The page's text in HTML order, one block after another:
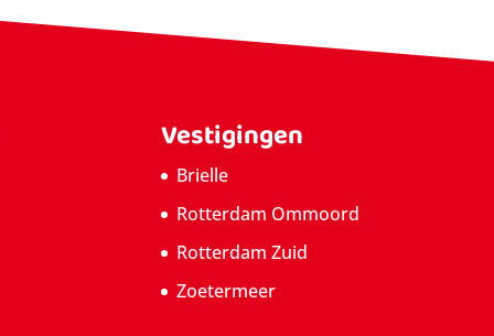
Vestigingen
Brielle
Rotterdam Ommoord
Rotterdam Zuid
Zoetermeer